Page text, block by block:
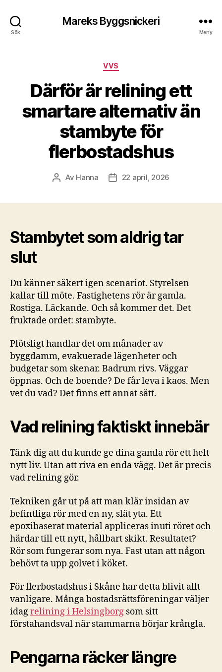
Sök
Mareks Byggsnickeri
Meny
Kategorier
VVS
Därför är relining ett
smartare alternativ än
stambyte för
flerbostadshus
Inläggsförfattare
Av Hanna Inläggsdatum
22 april, 2026
Stambytet som aldrig tar
slut
Du känner säkert igen scenariot. Styrelsen
kallar till möte. Fastighetens rör är gamla.
Rostiga. Läckande. Och så kommer det. Det
fruktade ordet: stambyte.
Plötsligt handlar det om månader av
byggdamm, evakuerade lägenheter och
budgetar som skenar. Badrum rivs. Väggar
öppnas. Och de boende? De får leva i kaos. Men
vet du vad? Det finns ett annat sätt.
Vad relining faktiskt innebär
Tänk dig att du kunde ge dina gamla rör ett helt
nytt liv. Utan att riva en enda vägg. Det är precis
vad relining gör.
Tekniken går ut på att man klär insidan av
befintliga rör med en ny, slät yta. Ett
epoxibaserat material appliceras inuti röret och
härdar till ett nytt, hållbart skikt. Resultatet?
Rör som fungerar som nya. Fast utan att någon
behövt ta upp golvet i köket.
För flerbostadshus i Skåne har detta blivit allt
vanligare. Många bostadsrättsföreningar väljer
idagrelining i Helsingborg som sitt
förstahandsval när stammarna börjar krångla.
Pengarna räcker längre